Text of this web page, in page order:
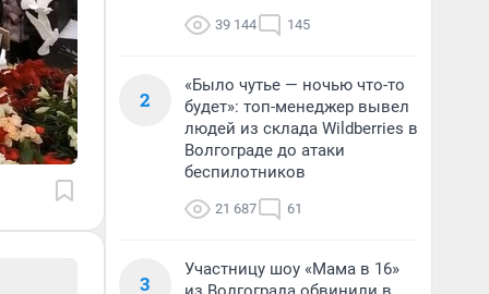
39 144 145
2
«Было чутье — ночью что-то
будет»: топ-менеджер вывел
людей из склада Wildberries в
Волгограде до атаки
беспилотников
21 687 61
3
Участницу шоу «Мама в 16»